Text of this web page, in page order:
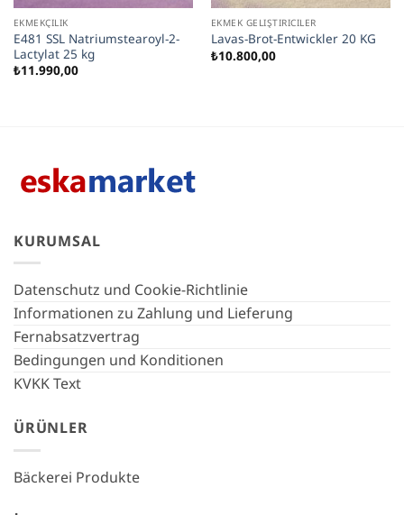
EKMEKÇILIK
E481 SSL Natriumstearoyl-2-
Lactylat 25 kg
₺11.990,00
EKMEK GELIŞTIRICILER
Lavas-Brot-Entwickler 20 KG
₺10.800,00
KURUMSAL
Datenschutz und Cookie-Richtlinie
Informationen zu Zahlung und Lieferung
Fernabsatzvertrag
Bedingungen und Konditionen
KVKK Text
ÜRÜNLER
Bäckerei Produkte